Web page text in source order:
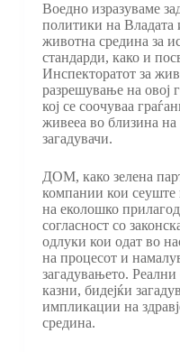
Воедно изразуваме
политики на Владата
животна средина за
стандарди, како и
Инспекторатот за
разрешување на овој
кој се соочуваа
живееа во близина
загадувачи.
ДОМ, како зелена
компании кои сеуште
на еколошко
согласност со
одлуки кои одат во
на процесот и
загадувањето.
казни, бидејќи
импликации на
средина.